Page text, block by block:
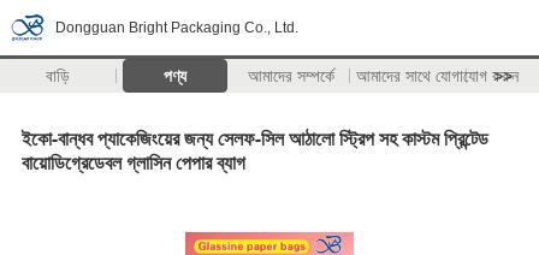
Dongguan Bright Packaging Co., Ltd.
বাড়ি পণ্য আমাদের সম্পর্কে আমাদের সাথে যোগাযোগ করুন
>>
ইকো-বান্ধব প্যাকেজিংয়ের জন্য সেলফ-সিল আঠালো স্ট্রিপ সহ কাস্টম প্রিন্টেড
বায়োডিগ্রেডেবল গ্লাসিন পেপার ব্যাগ